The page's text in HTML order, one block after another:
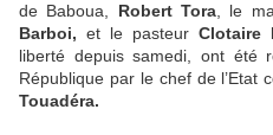
de Baboua, Robert Tora , le
Barboi, et le pasteur Clotaire
liberté depuis samedi, ont été
République par le chef de l’Etat
Touadéra.